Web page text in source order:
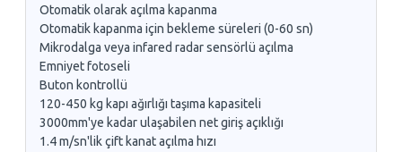
Otomatik olarak açılma kapanma
Otomatik kapanma için bekleme süreleri (0-60 sn)
Mikrodalga veya infared radar sensörlü açılma
Emniyet fotoseli
Buton kontrollü
120-450 kg kapı ağırlığı taşıma kapasiteli
3000mm'ye kadar ulaşabilen net giriş açıklığı
1.4 m/sn'lik çift kanat açılma hızı